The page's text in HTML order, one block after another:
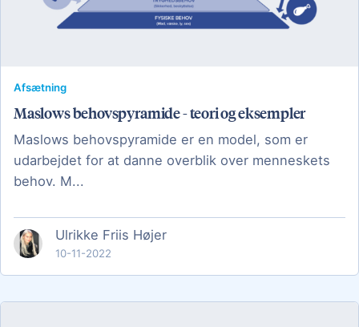
Afsætning
Maslows behovspyramide - teori og eksempler
Maslows behovspyramide er en model, som er
udarbejdet for at danne overblik over menneskets
behov. M...
Ulrikke Friis Højer
10-11-2022